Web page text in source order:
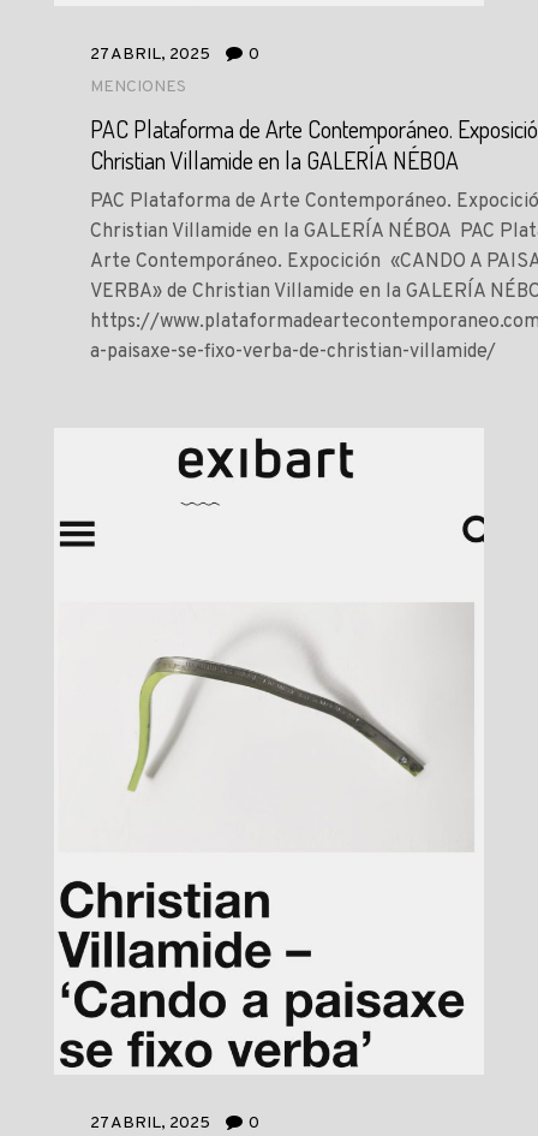
27 ABRIL, 2025
0
MENCIONES
PAC Plataforma de Arte Contemporáneo.
Christian Villamide en la GALERÍA NÉBOA
PAC Plataforma de Arte Contemporáneo.
Christian Villamide en la GALERÍA NÉBOA PAC
Arte Contemporáneo. Expocición «CANDO A
VERBA» de Christian Villamide en la GALERÍA
https://
a-paisaxe-se-fixo-verba-de-christian-villamide/
27 ABRIL, 2025 0